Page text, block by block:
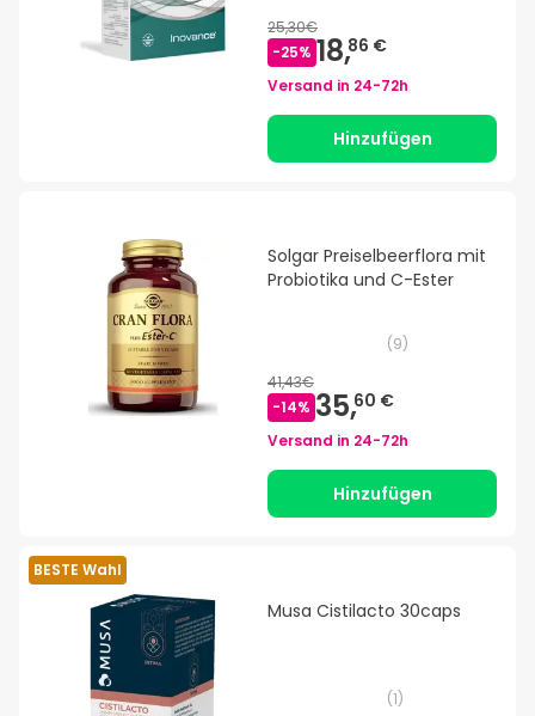
25,30€
-25% 18,86 €
Versand in 24-72h
Hinzufügen
Solgar Preiselbeerflora mit
Probiotika und C-Ester
(9)
41,43€
-14% 35,60 €
Versand in 24-72h
Hinzufügen
BESTE Wahl
Musa Cistilacto 30caps
(1)